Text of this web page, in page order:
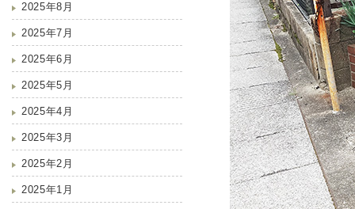
2025年8月
2025年7月
2025年6月
2025年5月
2025年4月
2025年3月
2025年2月
2025年1月